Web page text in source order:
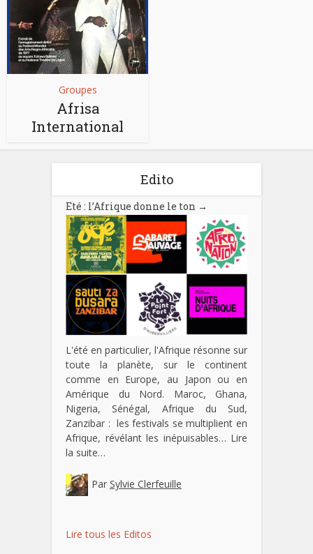
Groupes
Afrisa
International
Edito
Eté : l’Afrique donne le ton →
L'été en particulier, l'Afrique résonne sur
toute la planète, sur le continent
comme en Europe, au Japon ou en
Amérique du Nord. Maroc, Ghana,
Nigeria, Sénégal, Afrique du Sud,
Zanzibar : les festivals se multiplient en
Afrique, révélant les inépuisables… Lire
la suite…
Par Sylvie Clerfeuille
Lire tous les Editos